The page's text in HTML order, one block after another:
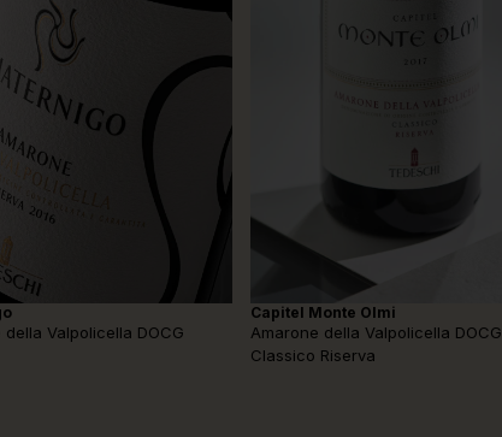
della Valpolicella DOCG
Capitel Monte Olmi
Amarone della Valpolicella DOCG
Classico Riserva